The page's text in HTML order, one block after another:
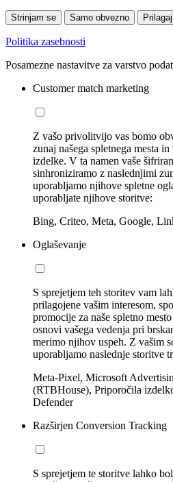
Strinjam se Samo obvezno
Politika zasebnosti
Posamezne nastavitve za varstvo
Customer match marketing
Z vašo privolitvijo vas bomo
zunaj našega spletnega mesta
izdelke. V ta namen vaše
sinhroniziramo z naslednjimi
uporabljamo njihove spletne
uporabljate njihove storitve:
Bing, Criteo, Meta, Google,
Oglaševanje
S sprejetjem teh storitev vam
prilagojene vašim interesom,
promocije za naše spletno
osnovi vašega vedenja pri
merimo njihov uspeh. Z vašim
uporabljamo naslednje storitve
Meta-Pixel, Microsoft
(RTBHouse), Priporočila
Defender
Razširjen Conversion Tracking
S sprejetjem te storitve lahko